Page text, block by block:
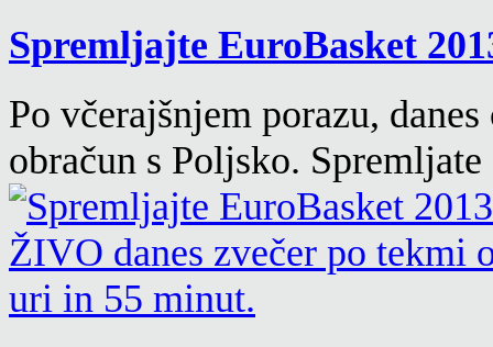
Spremljajte EuroBasket
Po včerajšnjem porazu,
obračun s Poljsko.